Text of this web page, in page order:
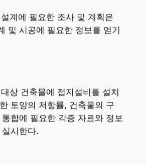
계에 필요한 조사 및 계획은
및 시공에 필요한 정보를 얻기
상 건축물에 접지설비를 설치
토양의 저항률, 건축물의 구
합에 필요한 각종 자료와 정보
시한다.